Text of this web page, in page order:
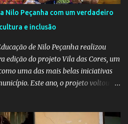
Nilo Peçanha com um verdadeiro
e inclusão
de Nilo Peçanha realizou
edição do projeto Vila das Cores, um
uma das mais belas iniciativas
Este ano, o projeto voltou a
dias 16 e 18 de junho, o clima